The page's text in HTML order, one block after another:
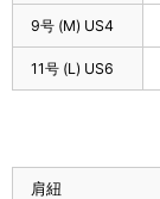
9号 (M) US4
11号 (L) US6
肩紐